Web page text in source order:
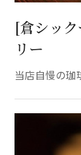
[倉シッ
リー
当店自慢の珈